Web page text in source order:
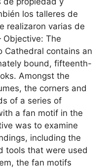
los talleres de
realizaron varias de
The
Cathedral contains an
bound, fifteenth-
Amongst the
the corners and
of a series of
a fan motif in the
was to examine
including the
tools that were used
the fan motifs